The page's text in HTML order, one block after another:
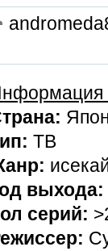
ТВ
выхода:
серий: